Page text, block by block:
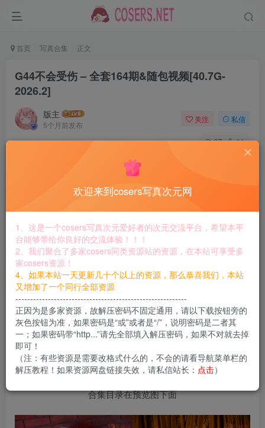
首页 写真合集 正文
G44不会受伤 – 全套164期&随包视频[40.7G-
2026.2]
版主
5个月前发布
关注 私信
67 11
G44不会受伤 – 全套164期&随包视频[40.7G-2026.2]
此内容为付费资源，请付费后查看
8.8
黄金会员免费
您当前未登录！建议登陆后购买，可保存购买订单
G44不会受伤是个萝莉范的小妹纸，作品还不少主
要都是Cos作品
合集目录在预览图下面
欢迎来到cosers写真次元网
1、这是一个cosers写真次元爱好者的次元交流平台，希望本平
台能够带给你良好的交流体验！！！
2、我们聚合了多家cosers同类资源站的资源，在本站可享受多
家cosers资源！
4、如果本站一天更新几十个以上的资源，那么恭喜我们，本站
又增加了一个同行全部资源
----------------------------------------------------------
正因为是多家资源，故解压密码不固定通用，请以下载按钮旁的
灰色按钮为准，如果密码是“或”或者是“/”，说明密码是二者其
一；如果密码带“http...”请先全部填入解压密码，如果不对就去掉
即可！
（注：有些资源是需要改格式什么的，不会的请看导航菜单栏的
解压教程！如果资源网盘链接失效，请私信站长： 点击）